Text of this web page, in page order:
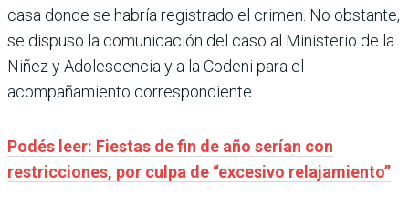
casa donde se habría registrado el crimen. No obstante,
se dispuso la comunicación del caso al Ministerio de la
Niñez y Adolescencia y a la Codeni para el
acompañamiento correspondiente.
Podés leer: Fiestas de fin de año serían con
restricciones, por culpa de “excesivo relajamiento”